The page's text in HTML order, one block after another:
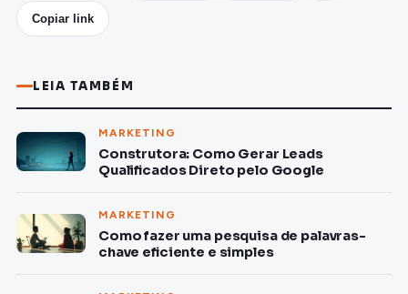
Copiar link
LEIA TAMBÉM
MARKETING
Construtora: Como Gerar Leads
Qualificados Direto pelo Google
MARKETING
Como fazer uma pesquisa de palavras-
chave eficiente e simples